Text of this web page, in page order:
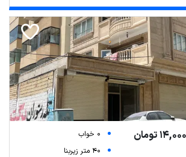
0 خواب
40 متر زیربنا